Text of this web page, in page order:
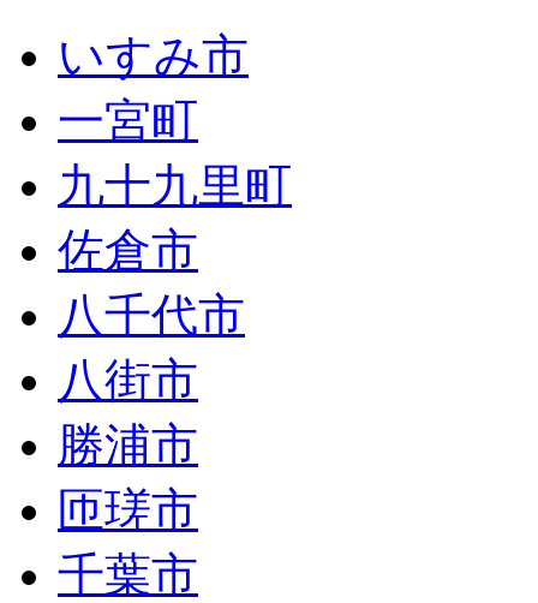
いすみ市
一宮町
九十九里町
佐倉市
八千代市
八街市
勝浦市
匝瑳市
千葉市